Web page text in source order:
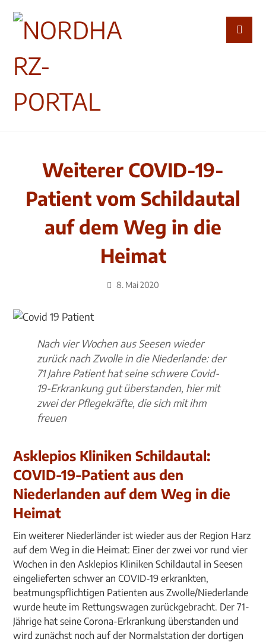
Weiterer COVID-19-
Patient vom Schildautal
auf dem Weg in die
Heimat
8. Mai 2020
Nach vier Wochen aus Seesen wieder
zurück nach Zwolle in die Niederlande: der
71 Jahre Patient hat seine schwere Covid-
19-Erkrankung gut überstanden, hier mit
zwei der Pflegekräfte, die sich mit ihm
freuen
Asklepios Kliniken Schildautal:
COVID-19-Patient aus den
Niederlanden auf dem Weg in die
Heimat
Ein weiterer Niederländer ist wieder aus der Region Harz
auf dem Weg in die Heimat: Einer der zwei vor rund vier
Wochen in den Asklepios Kliniken Schildautal in Seesen
eingelieferten schwer an COVID-19 erkrankten,
beatmungspflichtigen Patienten aus Zwolle/Niederlande
wurde heute im Rettungswagen zurückgebracht. Der 71-
Jährige hat seine Corona-Erkrankung überstanden und
wird zunächst noch auf der Normalstation der dortigen